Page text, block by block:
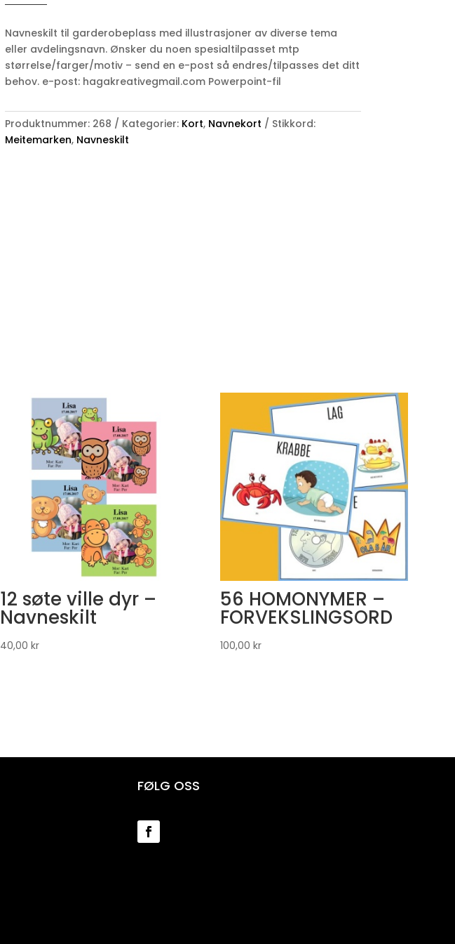
Navneskilt
Navneskilt til garderobeplass med illustrasjoner av diverse tema
eller avdelingsnavn. Ønsker du noen spesialtilpasset mtp
størrelse/farger/motiv – send en e-post så endres/tilpasses det ditt
behov. e-post: hagakreativegmail.com Powerpoint-fil
Produktnummer: 268 Kategorier: Kort, Navnekort
Stikkord:
Meitemarken, Navneskilt
12 søte ville dyr –
Navneskilt
40,00 kr
56 HOMONYMER –
FORVEKSLINGSORD
100,00 kr
FØLG OSS